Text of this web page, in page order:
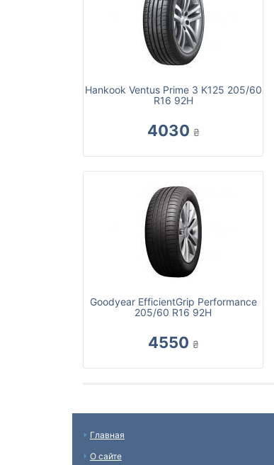
Hankook Ventus Prime 3 K125 205/60
R16 92H
4030 ₴
Goodyear EfficientGrip Performance
205/60 R16 92H
4550 ₴
Главная
О сайте